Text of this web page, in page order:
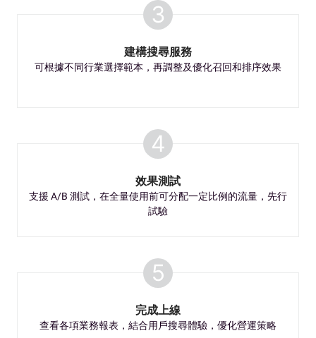
3
建構搜尋服務
可根據不同行業選擇範本，再調整及優化召回和排序效果
4
效果測試
支援 A/B 測試，在全量使用前可分配一定比例的流量，先行
試驗
5
完成上線
查看各項業務報表，結合用戶搜尋體驗，優化營運策略